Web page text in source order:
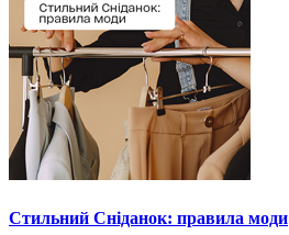
Стильний Сніданок: правила моди